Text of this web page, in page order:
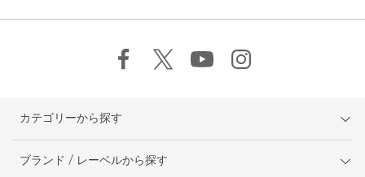
カテゴリーから探す
ブランド / レーベルから探す